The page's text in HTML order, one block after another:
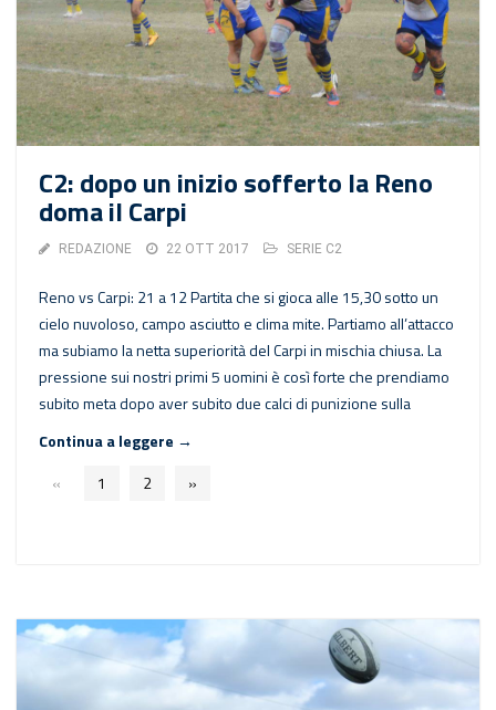
C2: dopo un inizio sofferto la Reno
doma il Carpi
REDAZIONE 22 OTT 2017 SERIE C2
Reno vs Carpi: 21 a 12 Partita che si gioca alle 15,30 sotto un
cielo nuvoloso, campo asciutto e clima mite. Partiamo all’attacco
ma subiamo la netta superiorità del Carpi in mischia chiusa. La
pressione sui nostri primi 5 uomini è così forte che prendiamo
subito meta dopo aver subito due calci di punizione sulla
Continua a leggere →
«
1 2 »